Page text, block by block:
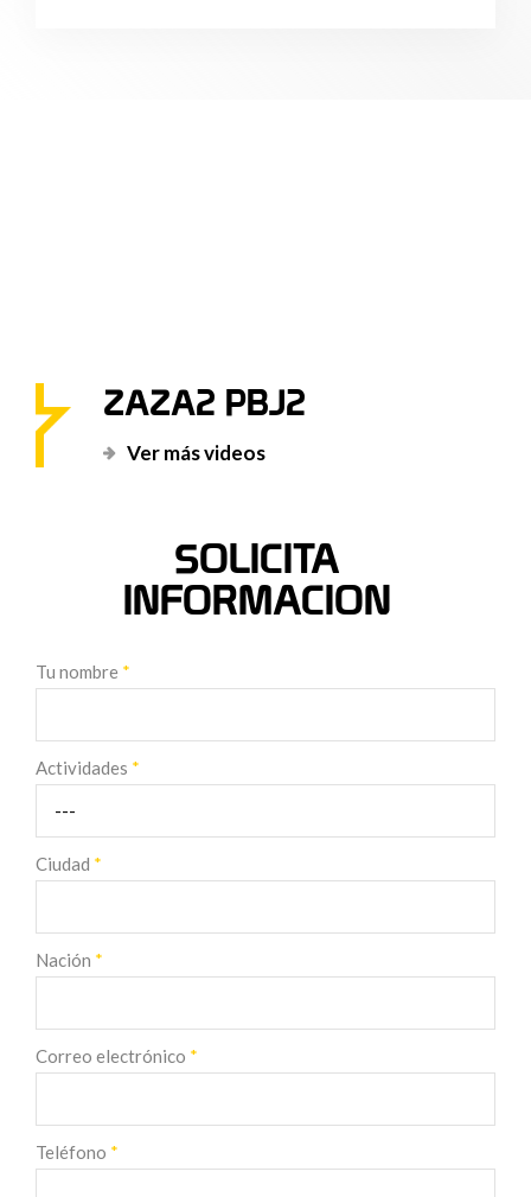
ZAZA2 PBJ2
Ver más videos
SOLICITA
INFORMACION
Tu nombre *
Actividades *
Ciudad *
Nación *
Correo electrónico *
Teléfono *